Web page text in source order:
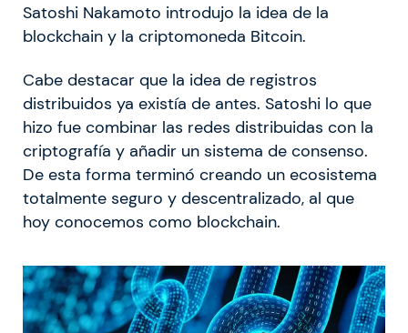
Satoshi Nakamoto introdujo la idea de la
blockchain y la criptomoneda Bitcoin.
Cabe destacar que la idea de registros
distribuidos ya existía de antes. Satoshi lo que
hizo fue combinar las redes distribuidas con la
criptografía y añadir un sistema de consenso.
De esta forma terminó creando un ecosistema
totalmente seguro y descentralizado, al que
hoy conocemos como blockchain.